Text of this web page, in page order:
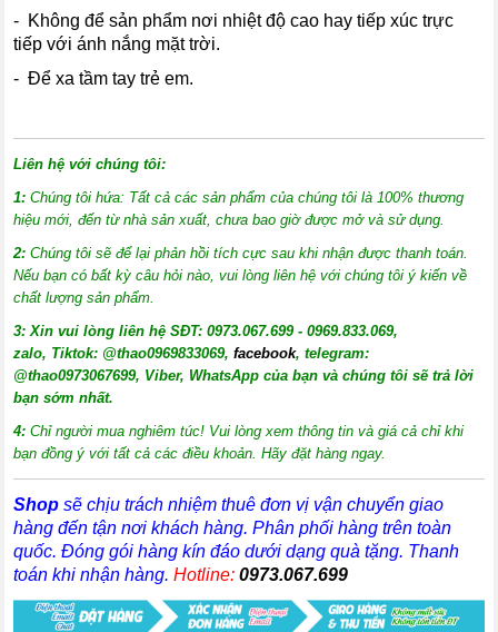
- Không để sản phẩm nơi nhiệt độ cao hay tiếp xúc trực
tiếp với ánh nắng mặt trời.
- Để xa tầm tay trẻ em.
Liên hệ với chúng tôi:
1: Chúng tôi hứa: Tất cả các sản phẩm của chúng tôi là 100% thương
hiệu mới, đến từ nhà sản xuất, chưa bao giờ được mở và sử dụng.
2: Chúng tôi sẽ để lại phản hồi tích cực sau khi nhận được thanh toán.
Nếu bạn có bất kỳ câu hỏi nào, vui lòng liên hệ với chúng tôi ý kiến về
chất lượng sản phẩm.
3:Xin vui lòng liên hệ SĐT: 0973.067.699 - 0969.833.069,
zalo, Tiktok: @thao0969833069,facebook, telegram:
@thao0973067699, Viber, WhatsApp của bạn và chúng tôi sẽ trả lời
bạn sớm nhất.
4: Chỉ người mua nghiêm túc! Vui lòng xem thông tin và giá cả chỉ khi
bạn đồng ý với tất cả các điều khoản. Hãy đặt hàng ngay.
Shop sẽ chịu trách nhiệm thuê đơn vị vận chuyển giao
hàng đến tận nơi khách hàng. Phân phối hàng trên toàn
quốc. Đóng gói hàng kín đáo dưới dạng quà tặng. Thanh
toán khi nhận hàng.Hotline: 0973.067.699